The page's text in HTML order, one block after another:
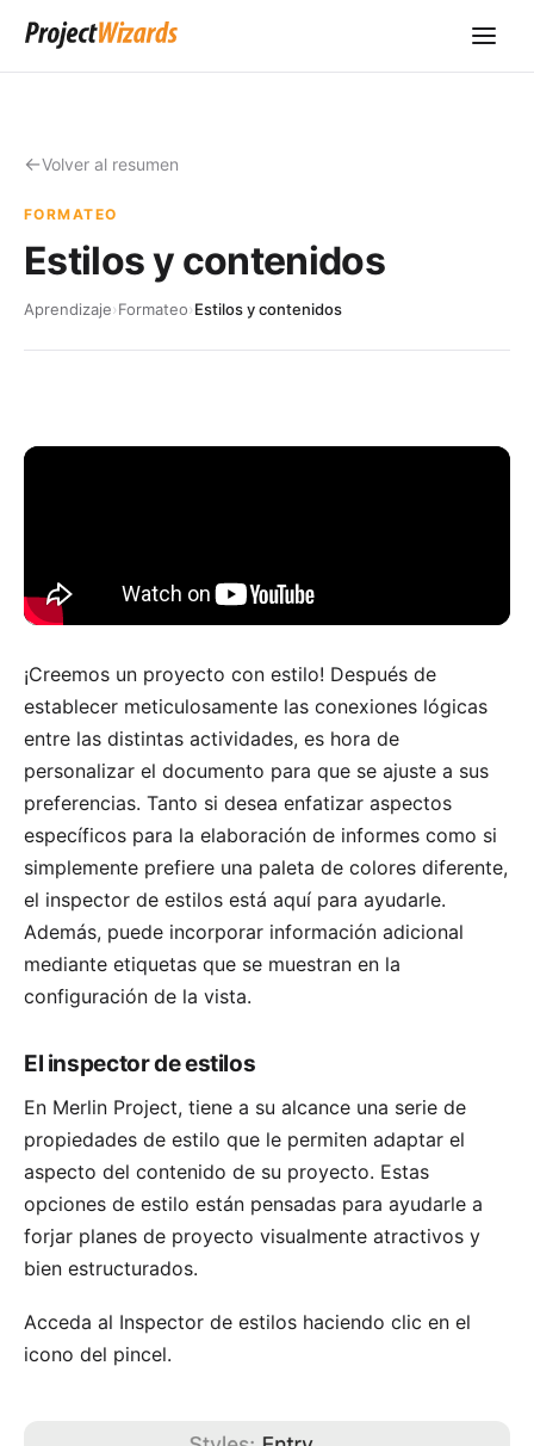
Volver al resumen
FORMATEO
Estilos y contenidos
Aprendizaje›Formateo›Estilos y contenidos
¡Creemos un proyecto con estilo! Después de
establecer meticulosamente las conexiones lógicas
entre las distintas actividades, es hora de
personalizar el documento para que se ajuste a sus
preferencias. Tanto si desea enfatizar aspectos
específicos para la elaboración de informes como si
simplemente prefiere una paleta de colores diferente,
el inspector de estilos está aquí para ayudarle.
Además, puede incorporar información adicional
mediante etiquetas que se muestran en la
configuración de la vista.
El inspector de estilos
En Merlin Project, tiene a su alcance una serie de
propiedades de estilo que le permiten adaptar el
aspecto del contenido de su proyecto. Estas
opciones de estilo están pensadas para ayudarle a
forjar planes de proyecto visualmente atractivos y
bien estructurados.
Acceda al Inspector de estilos haciendo clic en el
icono del pincel.